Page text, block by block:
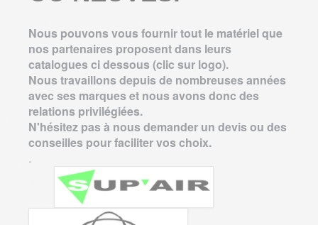
Nous pouvons vous fournir tout le matériel que
nos partenaires proposent dans leurs
catalogues ci dessous (clic sur logo).
Nous travaillons depuis de nombreuses années
avec ses marques et nous avons donc des
relations privilégiées.
N'hésitez pas à nous demander un devis ou des
conseilles pour faciliter vos choix.
.